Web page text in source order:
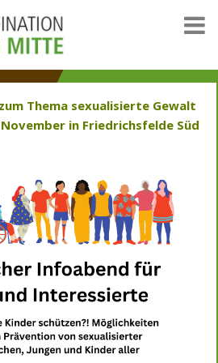
Thema sexualisierte Gewalt
in Friedrichsfelde Süd